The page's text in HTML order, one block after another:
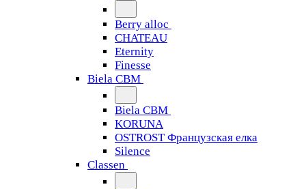
Berry alloc
CHATEAU
Eternity
Finesse
Biela CBM
Biela CBM
KORUNA
OSTROST Французская елка
Silence
Classen